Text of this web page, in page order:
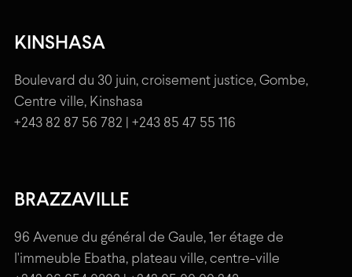
KINSHASA
Boulevard du 30 juin, croisement justice, Gombe,
Centre ville, Kinshasa
+243 82 87 56 782 | +243 85 47 55 116
BRAZZAVILLE
96 Avenue du général de Gaule, 1er étage de
l'immeuble Ebatha, plateau ville, centre-ville